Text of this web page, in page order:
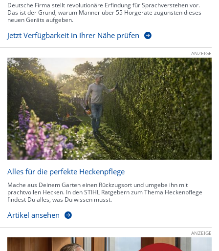
Deutsche Firma stellt revolutionäre Erfindung für Sprachverstehen vor.
Das ist der Grund, warum Männer über 55 Hörgeräte zugunsten dieses
neuen Geräts aufgeben.
Jetzt Verfügbarkeit in Ihrer Nähe prüfen
ANZEIGE
Alles für die perfekte Heckenpflege
Mache aus Deinem Garten einen Rückzugsort und umgebe ihn mit
prachtvollen Hecken. In den STIHL Ratgebern zum Thema Heckenpflege
findest Du alles, was Du wissen musst.
Artikel ansehen
ANZEIGE